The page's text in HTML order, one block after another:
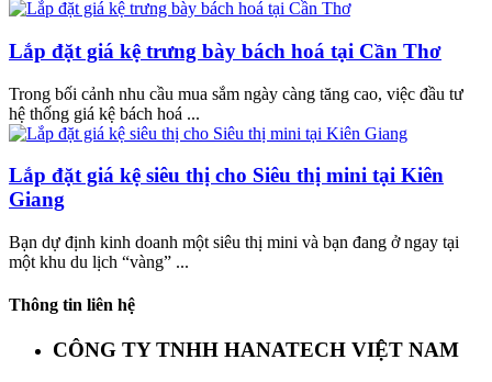
Lắp đặt giá kệ trưng bày bách hoá tại Cần Thơ
Trong bối cảnh nhu cầu mua sắm ngày càng tăng cao, việc đầu tư
hệ thống giá kệ bách hoá ...
Lắp đặt giá kệ siêu thị cho Siêu thị mini tại Kiên
Giang
Bạn dự định kinh doanh một siêu thị mini và bạn đang ở ngay tại
một khu du lịch “vàng” ...
Thông tin liên hệ
CÔNG TY TNHH HANATECH VIỆT NAM